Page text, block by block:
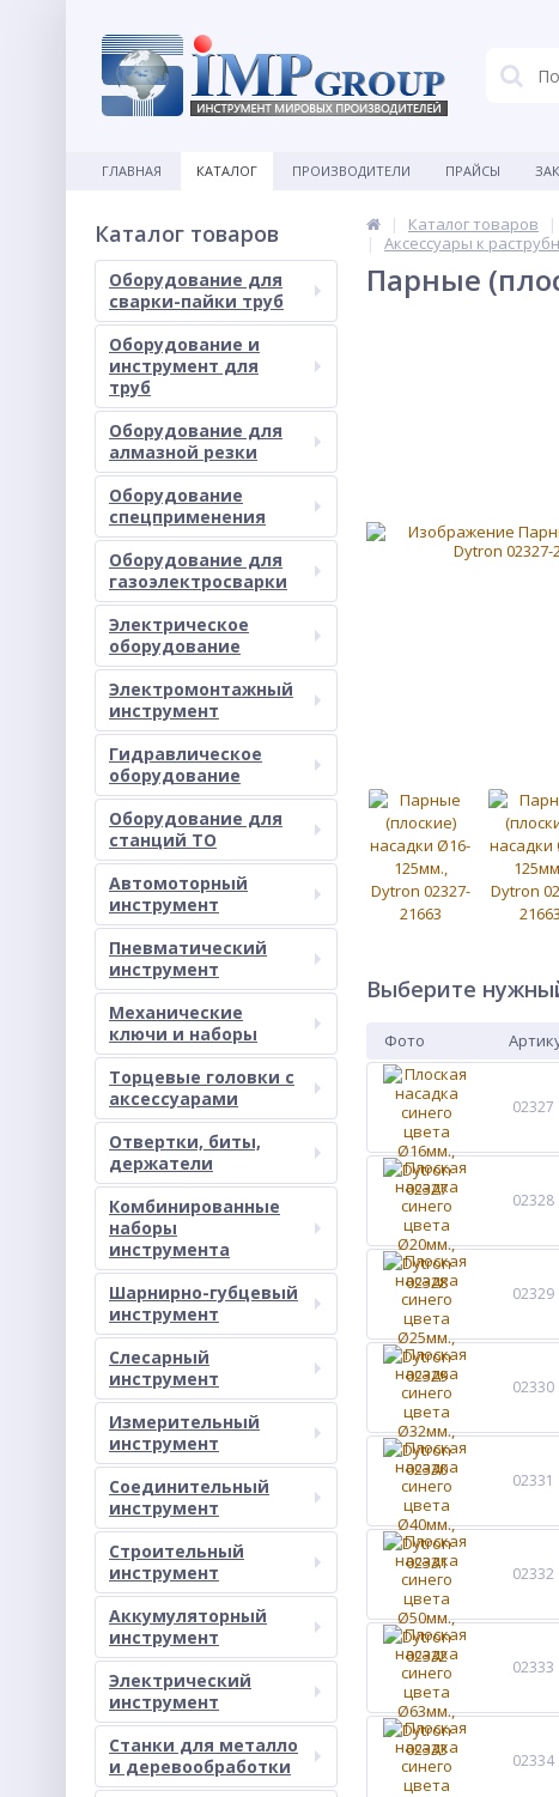
ГЛАВНАЯ КАТАЛОГ ПРОИЗВОДИТЕЛИ ПРАЙСЫ
Каталог товаров
Оборудование для
сварки-пайки труб
Оборудование и
инструмент для
труб
Оборудование для
алмазной резки
Оборудование
спецприменения
Оборудование для
газоэлектросварки
Электрическое
оборудование
Электромонтажный
инструмент
Гидравлическое
оборудование
Оборудование для
станций ТО
Автомоторный
инструмент
Пневматический
инструмент
Механические
ключи и наборы
Торцевые головки с
аксессуарами
Отвертки, биты,
держатели
Комбинированные
наборы
инструмента
Шарнирно-губцевый
инструмент
Слесарный
инструмент
Измерительный
инструмент
Соединительный
инструмент
Строительный
инструмент
Аккумуляторный
инструмент
Электрический
инструмент
Станки для металло
и деревообработки
Каталог товаров
Аксессуары к
Парные
Выберите
Фото
02327
02328
02329
02330
02331
02332
02333
02334